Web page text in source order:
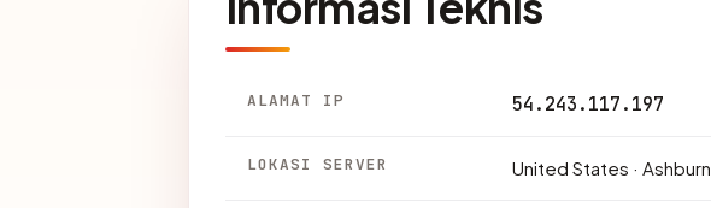
ALAMAT IP 54.243.117.197
LOKASI SERVER United States · Ashburn